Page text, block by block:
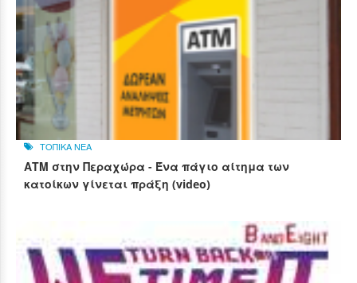
ΤΟΠΙΚΑ ΝΕΑ
ΑΤΜ στην Περαχώρα - Ένα πάγιο αίτημα των
κατοίκων γίνεται πράξη (video)